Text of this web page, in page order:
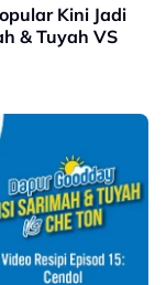
Kini Jadi
& Tuyah VS